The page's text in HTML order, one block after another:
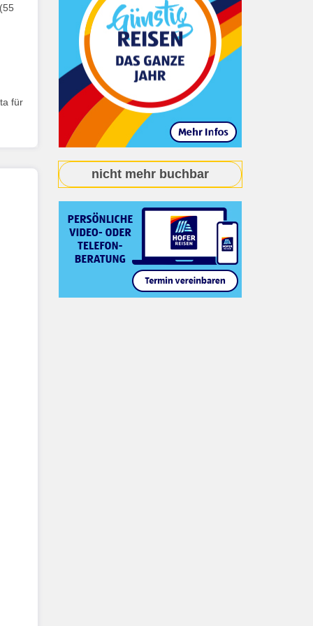
nicht mehr buchbar
für